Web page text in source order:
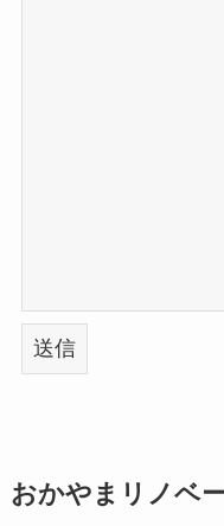
おかやまリノベ